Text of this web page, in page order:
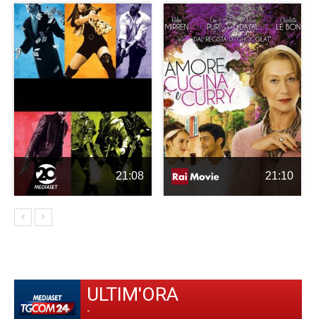
21:08 21:10
ULTIM'ORA
-